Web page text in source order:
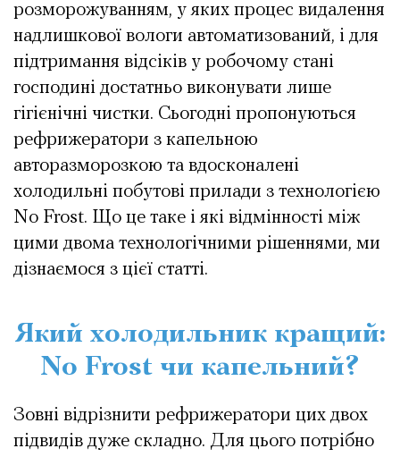
розморожуванням, у яких процес видалення
надлишкової вологи автоматизований, і для
підтримання відсіків у робочому стані
господині достатньо виконувати лише
гігієнічні чистки. Сьогодні пропонуються
рефрижератори з капельною
авторазморозкою та вдосконалені
холодильні побутові прилади з технологією
No Frost. Що це таке і які відмінності між
цими двома технологічними рішеннями, ми
дізнаємося з цієї статті.
Який холодильник кращий:
No Frost чи капельний?
Зовні відрізнити рефрижератори цих двох
підвидів дуже складно. Для цього потрібно